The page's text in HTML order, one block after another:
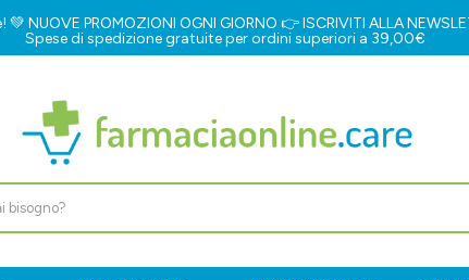
NUOVE PROMOZIONI OGNI GIORNO 👉ISCRIVITI ALLA
Spese di spedizione gratuite per ordini superiori a 39,00€